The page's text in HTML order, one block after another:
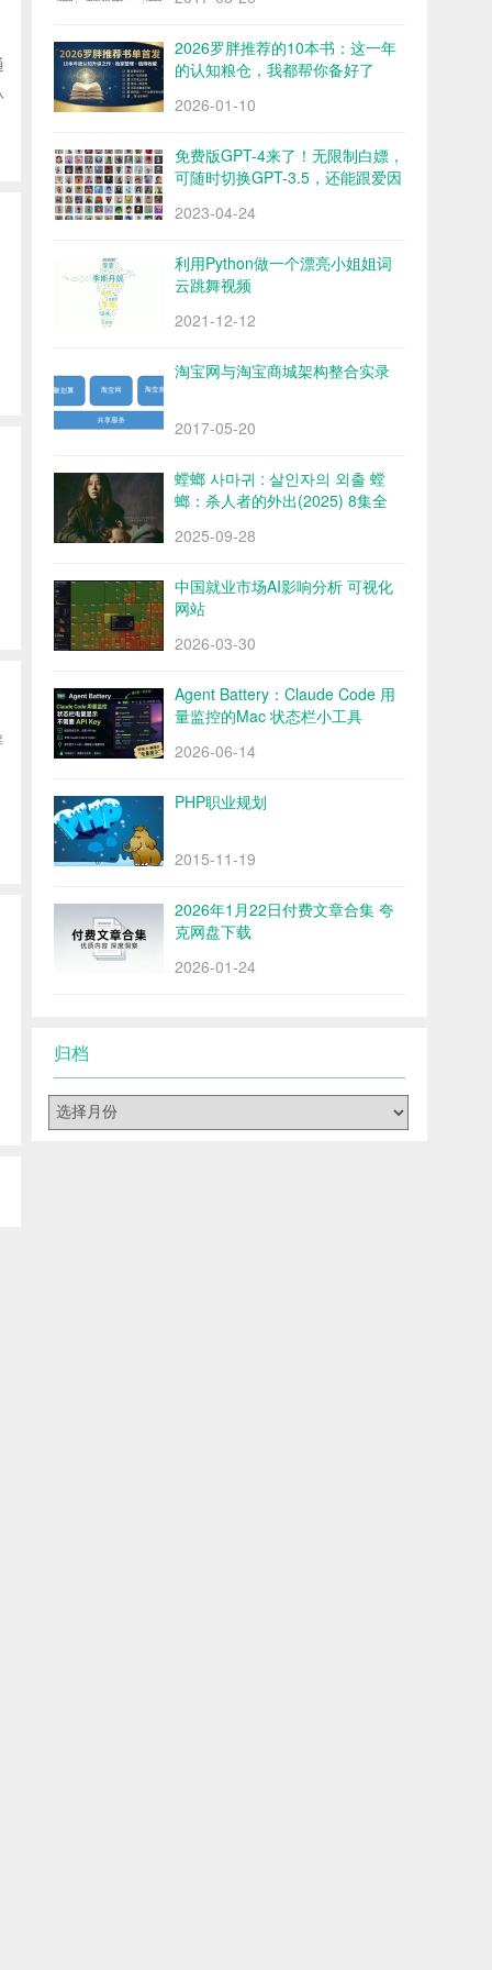
2026罗胖推荐的10本书：这一年
的认知粮仓，我都帮你备好了
2026-01-10
免费版GPT-4来了！无限制白嫖，
可随时切换GPT-3.5，还能跟爱因
2023-04-24
利用Python做一个漂亮小姐姐词
云跳舞视频
2021-12-12
淘宝网与淘宝商城架构整合实录
2017-05-20
螳螂 사마귀 : 살인자의 외출 螳
螂：杀人者的外出(2025) 8集全
中 百度/夸克网盘
2025-09-28
中国就业市场AI影响分析 可视化
网站
2026-03-30
Agent Battery：Claude Code 用
量监控的Mac 状态栏小工具
2026-06-14
PHP职业规划
2015-11-19
2026年1月22日付费文章合集 夸
克网盘下载
2026-01-24
归档